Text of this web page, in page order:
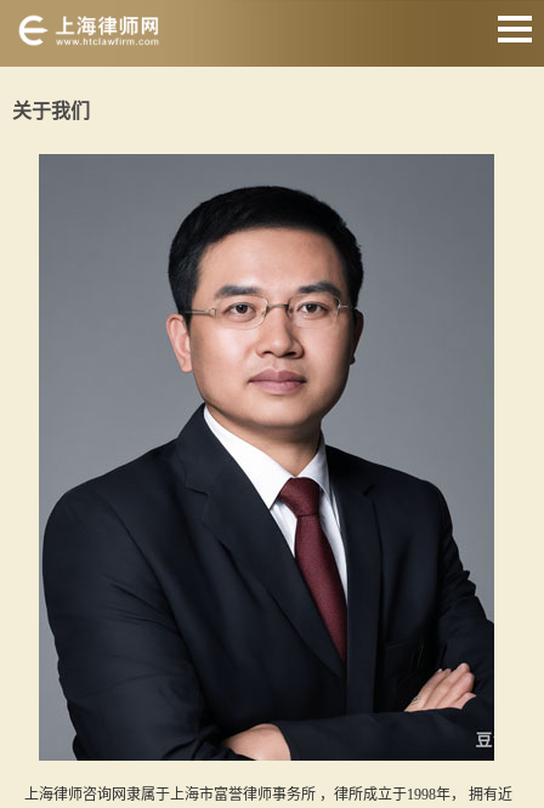
房产纠纷
债权债务
合同纠纷
征地拆迁
关于我们
关于我们
上海律师咨询网隶属于上海市富誉律师事务所 ，律所成立于1998年， 拥有近